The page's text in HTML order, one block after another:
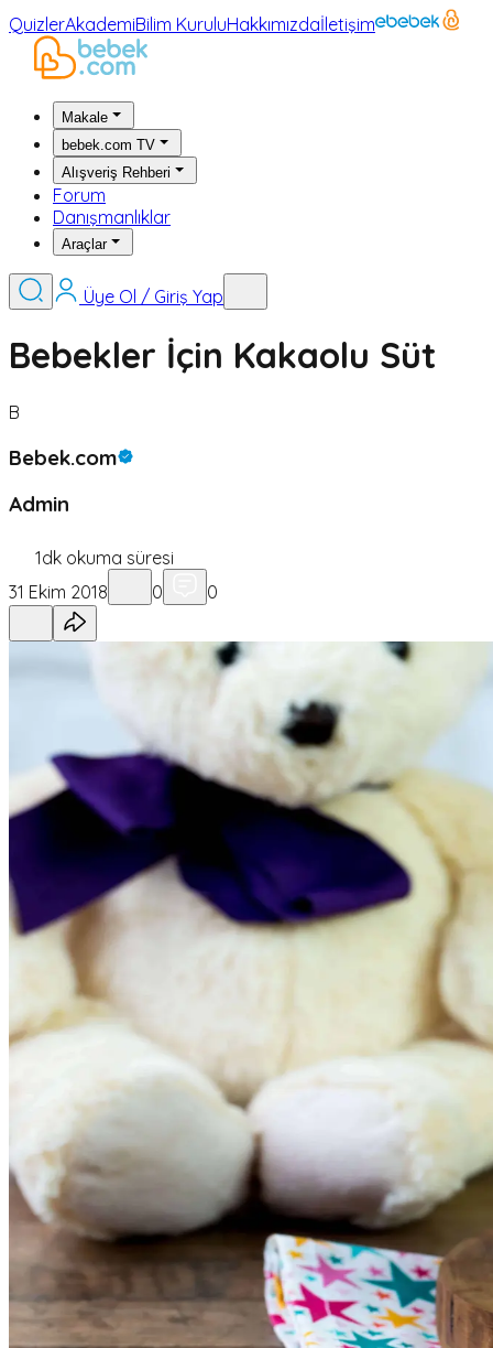
QuizlerAkademiBilim KuruluHakkımızdaİletişim
Makale
bebek.com TV
Alışveriş Rehberi
Forum
Danışmanlıklar
Araçlar
Üye Ol / Giriş Yap
Bebekler İçin Kakaolu Süt
B
Bebek.com
Admin
1dk okuma süresi
31 Ekim 2018
0 0